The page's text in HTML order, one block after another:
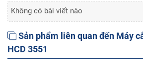
Không có bài viết nào
Sản phẩm liên quan đến Máy
HCD 3551